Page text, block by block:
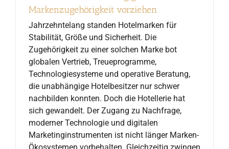
Markenzugehörigkeit vorziehen
Jahrzehntelang standen Hotelmarken für
Stabilität, Größe und Sicherheit. Die
Zugehörigkeit zu einer solchen Marke bot
globalen Vertrieb, Treueprogramme,
Technologiesysteme und operative Beratung,
die unabhängige Hotelbesitzer nur schwer
nachbilden konnten. Doch die Hotellerie hat
sich gewandelt. Der Zugang zu Nachfrage,
moderner Technologie und digitalen
Marketinginstrumenten ist nicht länger Marken-